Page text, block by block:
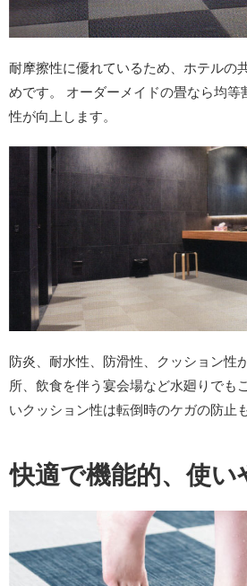
耐摩擦性に優れているため、ホテルの
めです。 オーダーメイドの畳なら均等
性が向上します。
防炎、耐水性、防滑性、クッション性
所、飲食を伴う宴会場など水廻りでも
いクッション性は転倒時のケガの防止
快適で機能的、使い